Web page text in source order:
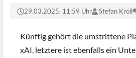
29.03.2025, 11:59 Uhr Stefan Kröll
Künftig gehört die umstrittene
xAI, letztere ist ebenfalls ein